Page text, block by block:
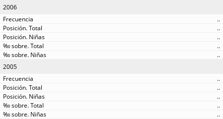
2006
..
..
..
..
..
2005
..
..
..
..
..